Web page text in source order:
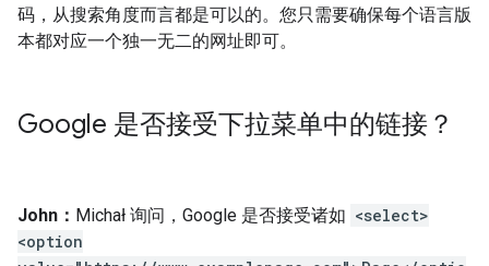
码，从搜索角度而言都是可以的。您只需要确保每个语言版
本都对应一个独一无二的网址即可。
Google 是否接受下拉菜单中的链接？
John： Michał 询问，Google 是否接受诸如 <select>
<option